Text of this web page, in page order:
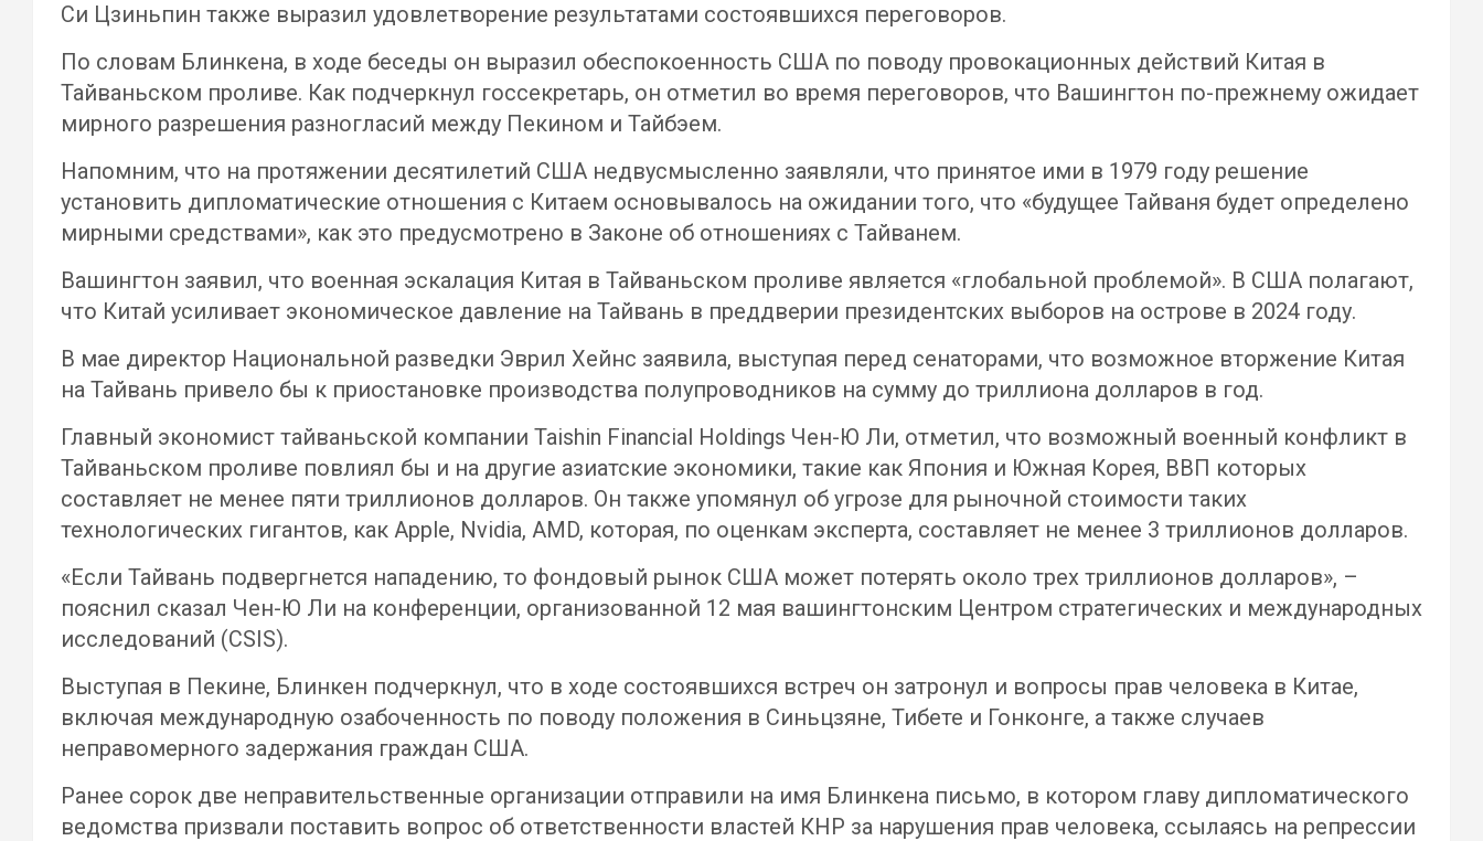
Си Цзиньпин также выразил удовлетворение результатами состоявшихся переговоров.
По словам Блинкена, в ходе беседы он выразил обеспокоенность США по поводу провокационных действий Китая в
Тайваньском проливе. Как подчеркнул госсекретарь, он отметил во время переговоров, что Вашингтон по-прежнему ожидает
мирного разрешения разногласий между Пекином и Тайбэем.
Напомним, что на протяжении десятилетий США недвусмысленно заявляли, что принятое ими в 1979 году решение
установить дипломатические отношения с Китаем основывалось на ожидании того, что «будущее Тайваня будет определено
мирными средствами», как это предусмотрено в Законе об отношениях с Тайванем.
Вашингтон заявил, что военная эскалация Китая в Тайваньском проливе является «глобальной проблемой». В США полагают,
что Китай усиливает экономическое давление на Тайвань в преддверии президентских выборов на острове в 2024 году.
В мае директор Национальной разведки Эврил Хейнс заявила, выступая перед сенаторами, что возможное вторжение Китая
на Тайвань привело бы к приостановке производства полупроводников на сумму до триллиона долларов в год.
Главный экономист тайваньской компании Taishin Financial Holdings Чен-Ю Ли, отметил, что возможный военный конфликт в
Тайваньском проливе повлиял бы и на другие азиатские экономики, такие как Япония и Южная Корея, ВВП которых
составляет не менее пяти триллионов долларов. Он также упомянул об угрозе для рыночной стоимости таких
технологических гигантов, как Apple, Nvidia, AMD, которая, по оценкам эксперта, составляет не менее 3 триллионов долларов.
«Если Тайвань подвергнется нападению, то фондовый рынок США может потерять около трех триллионов долларов», –
пояснил сказал Чен-Ю Ли на конференции, организованной 12 мая вашингтонским Центром стратегических и международных
исследований (CSIS).
Выступая в Пекине, Блинкен подчеркнул, что в ходе состоявшихся встреч он затронул и вопросы прав человека в Китае,
включая международную озабоченность по поводу положения в Синьцзяне, Тибете и Гонконге, а также случаев
неправомерного задержания граждан США.
Ранее сорок две неправительственные организации отправили на имя Блинкена письмо, в котором главу дипломатического
ведомства призвали поставить вопрос об ответственности властей КНР за нарушения прав человека, ссылаясь на репрессии